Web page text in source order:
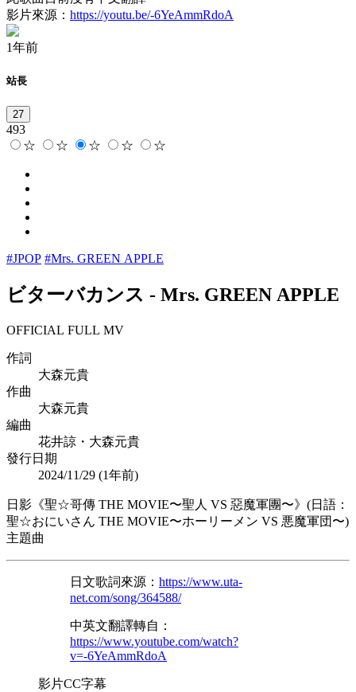
影片來源： https://youtu.be/-6YeAmmRdoA
1年前
站長
27
493
☆
☆ ☆ ☆ ☆
#JPOP #Mrs. GREEN APPLE
ビターバカンス - Mrs. GREEN APPLE
OFFICIAL FULL MV
作詞
大森元貴
作曲
大森元貴
編曲
花井諒・大森元貴
發行日期
2024/11/29 (1年前)
日影《聖☆哥傳 THE MOVIE〜聖人 VS 惡魔軍團〜》(日語：
聖☆おにいさん THE MOVIE〜ホーリーメン VS 悪魔軍団〜)
主題曲
日文歌詞來源： https://www.uta-
net.com/song/364588/
中英文翻譯轉自：
https://www.youtube.com/watch?
v=-6YeAmmRdoA
影片CC字幕